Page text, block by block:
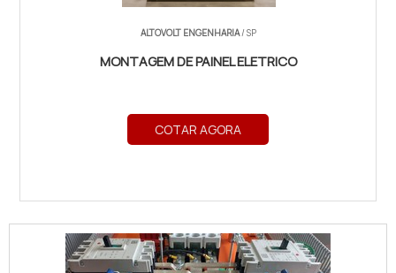
ALTOVOLT ENGENHARIA/ SP
MONTAGEM DE PAINEL ELETRICO
COTAR AGORA